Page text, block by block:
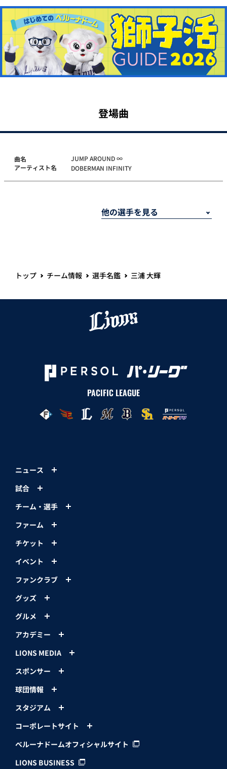
登場曲
曲名
アーティスト名
JUMP AROUND ∞
DOBERMAN INFINITY
トップ チーム情報 選手名鑑 三浦 大輝
PACIFIC LEAGUE
ニュース
試合
チーム・選手
ファーム
チケット
イベント
ファンクラブ
グッズ
グルメ
アカデミー
LIONS MEDIA
スポンサー
球団情報
スタジアム
コーポレートサイト
ベルーナドームオフィシャルサイト
LIONS BUSINESS